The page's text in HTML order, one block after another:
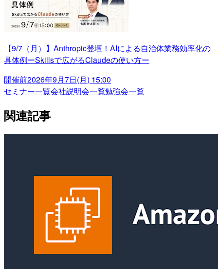
【9/7（月）】Anthropic登壇！AIによる自治体業務効率化の
具体例ーSkillsで広がるClaudeの使い方ー
開催前2026年9月7日(月) 15:00
セミナー一覧会社説明会一覧勉強会一覧
関連記事